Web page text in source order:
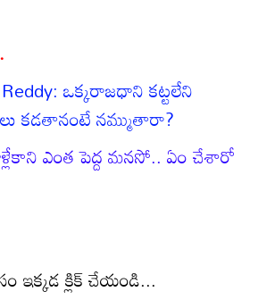
ఒక్కరాజధాని కట్టలేని
కడతానంటే నమ్ముతారా?
ఎంత పెద్ద మనసో.. ఏం చేశారో
ఇక్కడ క్లిక్ చేయండి...